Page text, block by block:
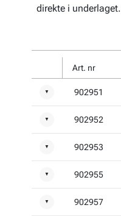
direkte i underlaget.
Art. nr
▼ 902951
▼ 902952
▼ 902953
▼ 902955
▼ 902957